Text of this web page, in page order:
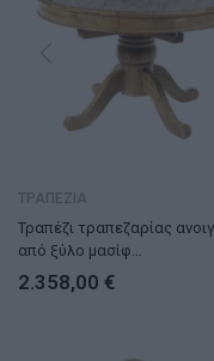
ΤΡΑΠΕΖΙΑ
Τραπέζι τραπεζαρίας
από ξύλο μασίφ
(125/165x125x78)cm
2.358,00 €